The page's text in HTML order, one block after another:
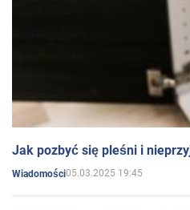
Jak pozbyć się pleśni i
Wiadomości05.03.2025 19:45